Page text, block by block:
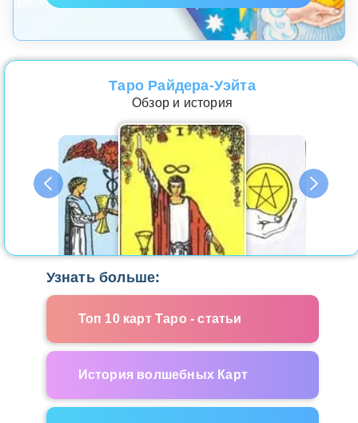
Таро Райдера-Уэйта
Обзор и история
Узнать больше:
Топ 10 карт Таро - статьи
История волшебных Карт